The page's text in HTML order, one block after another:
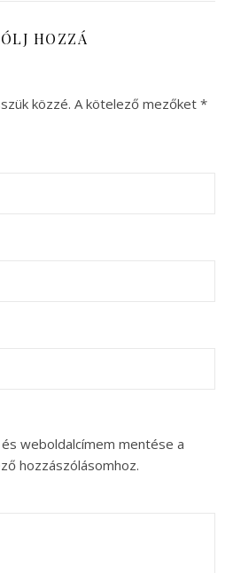
HOZZÁ
közzé. A kötelező mezőket *
weboldalcímem mentése a
hozzászólásomhoz.